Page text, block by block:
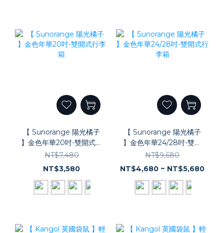
【 Sunorange 陽光橘子
】金色年華20吋-雙開式行
李箱
NT$7,480
NT$3,580
【 Sunorange 陽光橘子
】金色年華24/28吋-雙開
式行李箱
NT$9,680
NT$4,680 ~ NT$5,680